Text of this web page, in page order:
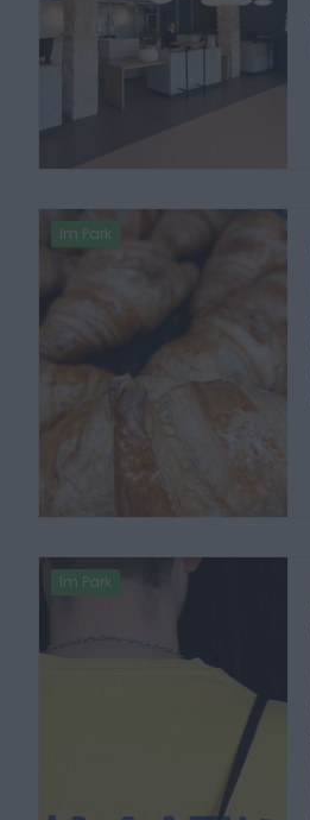
Im Park
Im Park